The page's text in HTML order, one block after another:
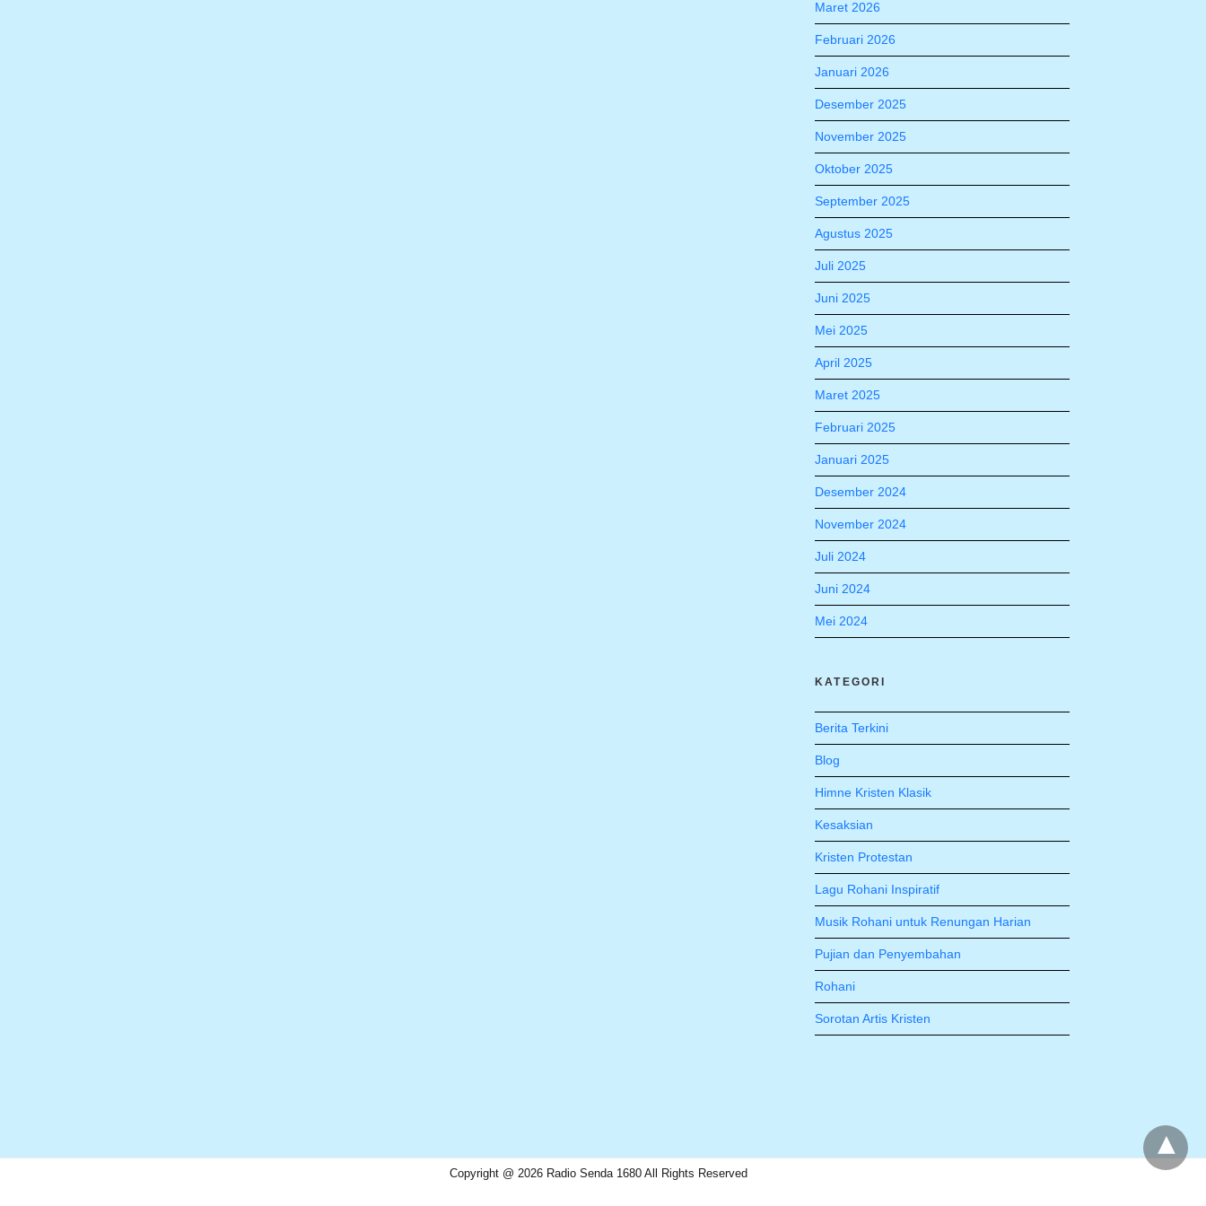
Maret 2026
Februari 2026
Januari 2026
Desember 2025
November 2025
Oktober 2025
September 2025
Agustus 2025
Juli 2025
Juni 2025
Mei 2025
April 2025
Maret 2025
Februari 2025
Januari 2025
Desember 2024
November 2024
Juli 2024
Juni 2024
Mei 2024
KATEGORI
Berita Terkini
Blog
Himne Kristen Klasik
Kesaksian
Kristen Protestan
Lagu Rohani Inspiratif
Musik Rohani untuk Renungan Harian
Pujian dan Penyembahan
Rohani
Sorotan Artis Kristen
Copyright @ 2026 Radio Senda 1680 All Rights Reserved